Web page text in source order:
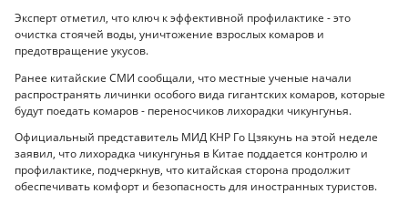
Эксперт отметил, что ключ к эффективной профилактике - это
очистка стоячей воды, уничтожение взрослых комаров и
предотвращение укусов.
Ранее китайские СМИ сообщали, что местные ученые начали
распространять личинки особого вида гигантских комаров, которые
будут поедать комаров - переносчиков лихорадки чикунгунья.
Официальный представитель МИД КНР Го Цзякунь на этой неделе
заявил, что лихорадка чикунгунья в Китае поддается контролю и
профилактике, подчеркнув, что китайская сторона продолжит
обеспечивать комфорт и безопасность для иностранных туристов.